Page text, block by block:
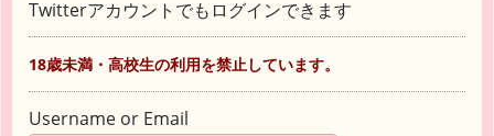
Twitterアカウントでもログインできます
18歳未満・高校生の利用を禁止しています。
Username or Email